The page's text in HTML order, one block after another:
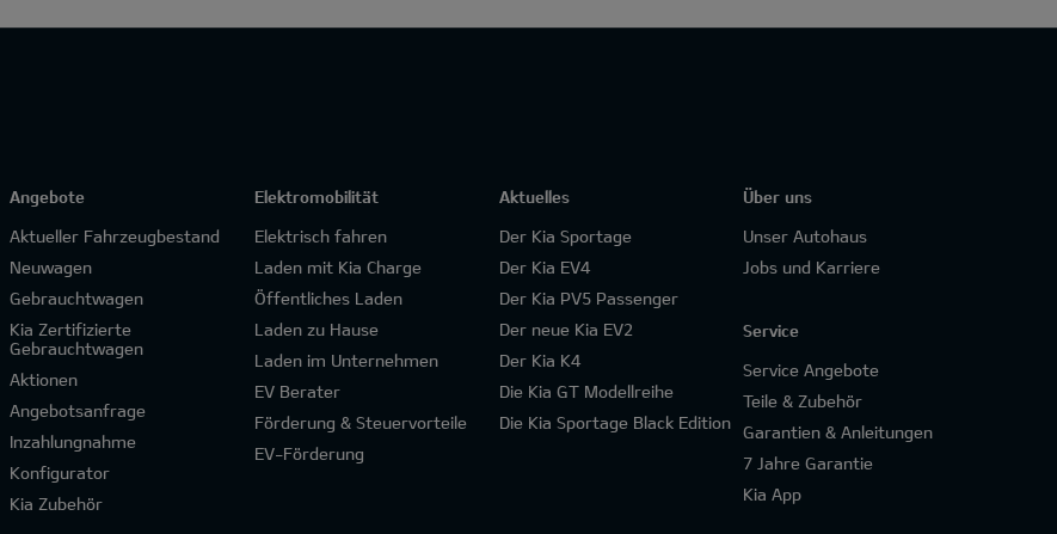
Angebote
Aktueller Fahrzeugbestand
Neuwagen
Gebrauchtwagen
Kia Zertifizierte
Gebrauchtwagen
Aktionen
Angebotsanfrage
Inzahlungnahme
Konfigurator
Kia Zubehör
Elektromobilität
Elektrisch fahren
Laden mit Kia Charge
Öffentliches Laden
Laden zu Hause
Laden im Unternehmen
EV Berater
Förderung & Steuervorteile
EV-Förderung
Aktuelles
Der Kia Sportage
Der Kia EV4
Der Kia PV5 Passenger
Der neue Kia EV2
Der Kia K4
Die Kia GT Modellreihe
Die Kia Sportage Black Edition
Über uns
Unser Autohaus
Jobs und Karriere
Service
Service Angebote
Teile & Zubehör
Garantien & Anleitungen
7 Jahre Garantie
Kia App